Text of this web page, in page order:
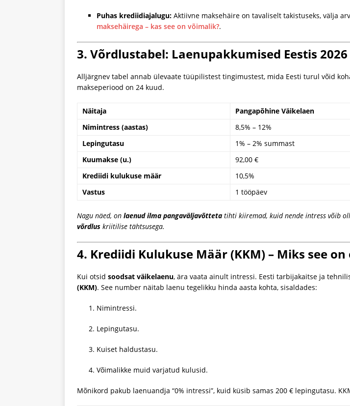
Puhas krediidiajalugu: Aktiivne maksehäire on tavaliselt takistuseks, välja
maksehäirega – kas see on võimalik?.
3. Võrdlustabel: Laenupakkumised Eestis 2026
Alljärgnev tabel annab ülevaate tüüpilistest tingimustest, mida Eesti turul võid
makseperiood on 24 kuud.
Näitaja Pangapõhine Väikelaen
Nimintress (aastas)
8,5% – 12%
Lepingutasu
1% – 2% summast
Kuumakse (u.)
92,00 €
Krediidi kulukuse määr
10,5%
Vastus
1 tööpäev
Nagu näed, on laenud ilma pangaväljavõtteta tihti kiiremad, kuid nende intress võib
võrdlus kriitilise tähtsusega.
4. Krediidi Kulukuse Määr (KKM) – Miks see
Kui otsid soodsat väikelaenu, ära vaata ainult intressi. Eesti tarbijakaitse ja
(KKM). See number näitab laenu tegelikku hinda aasta kohta, sisaldades:
Nimintressi.
Lepingutasu.
Kuiset haldustasu.
Võimalikke muid varjatud kulusid.
Mõnikord pakub laenuandja “0% intressi”, kuid küsib samas 200 € lepingutasu.